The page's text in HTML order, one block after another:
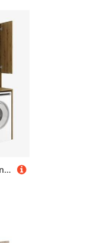
PLATAN ROOM Waschmaschinenschrank Badezimmer Hochschrank Überbauschrank für Waschmaschine und Wäschetrockner 210 x 65 x 50/56 cm weiß (Artisan Eiche, 50 cm tief)